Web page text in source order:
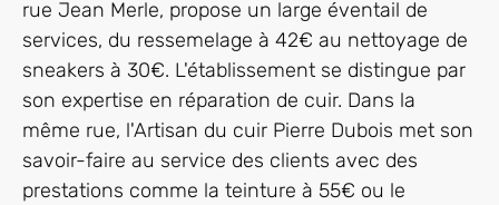
rue Jean Merle, propose un large éventail de
services, du ressemelage à 42€ au nettoyage de
sneakers à 30€. L'établissement se distingue par
son expertise en réparation de cuir. Dans la
même rue, l'Artisan du cuir Pierre Dubois met son
savoir-faire au service des clients avec des
prestations comme la teinture à 55€ ou le